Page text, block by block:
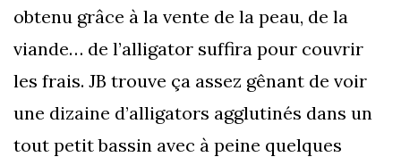
obtenu grâce à la vente de la peau, de la
viande… de l’alligator suffira pour couvrir
les frais. JB trouve ça assez gênant de voir
une dizaine d’alligators agglutinés dans un
tout petit bassin avec à peine quelques